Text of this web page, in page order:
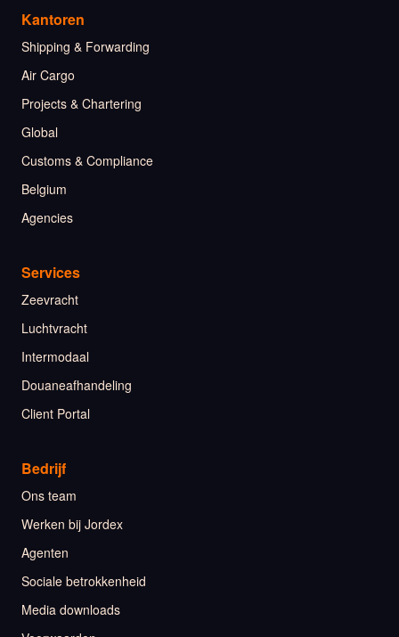
Kantoren
Shipping & Forwarding
Air Cargo
Projects & Chartering
Global
Customs & Compliance
Belgium
Agencies
Services
Zeevracht
Luchtvracht
Intermodaal
Douaneafhandeling
Client Portal
Bedrijf
Ons team
Werken bij Jordex
Agenten
Sociale betrokkenheid
Media downloads